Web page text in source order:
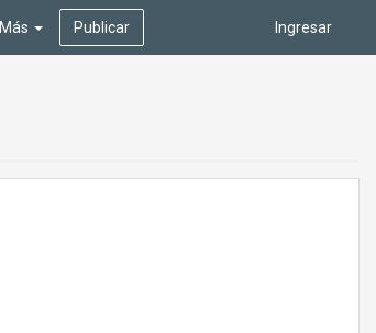
Ingresar
Más Publicar